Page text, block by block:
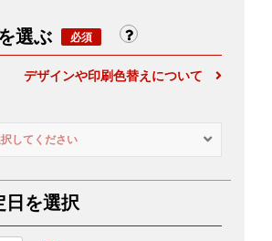
選ぶ
デザインや印刷色替えについて
してください
日を選択